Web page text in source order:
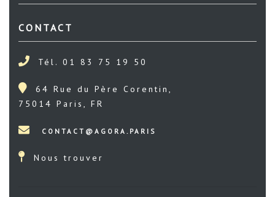
CONTACT
Tél. 01 83 75 19 50
64 Rue du Père Corentin,
75014 Paris, FR
Nous trouver